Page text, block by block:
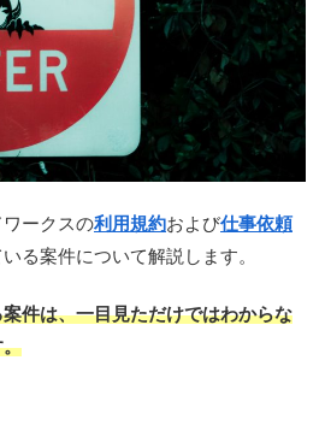
ークスの利用規約および仕事依頼
る案件について解説します。
件は、一目見ただけではわからな
。